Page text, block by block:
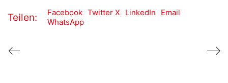
Teilen: Facebook Twitter X LinkedIn
Email
WhatsApp